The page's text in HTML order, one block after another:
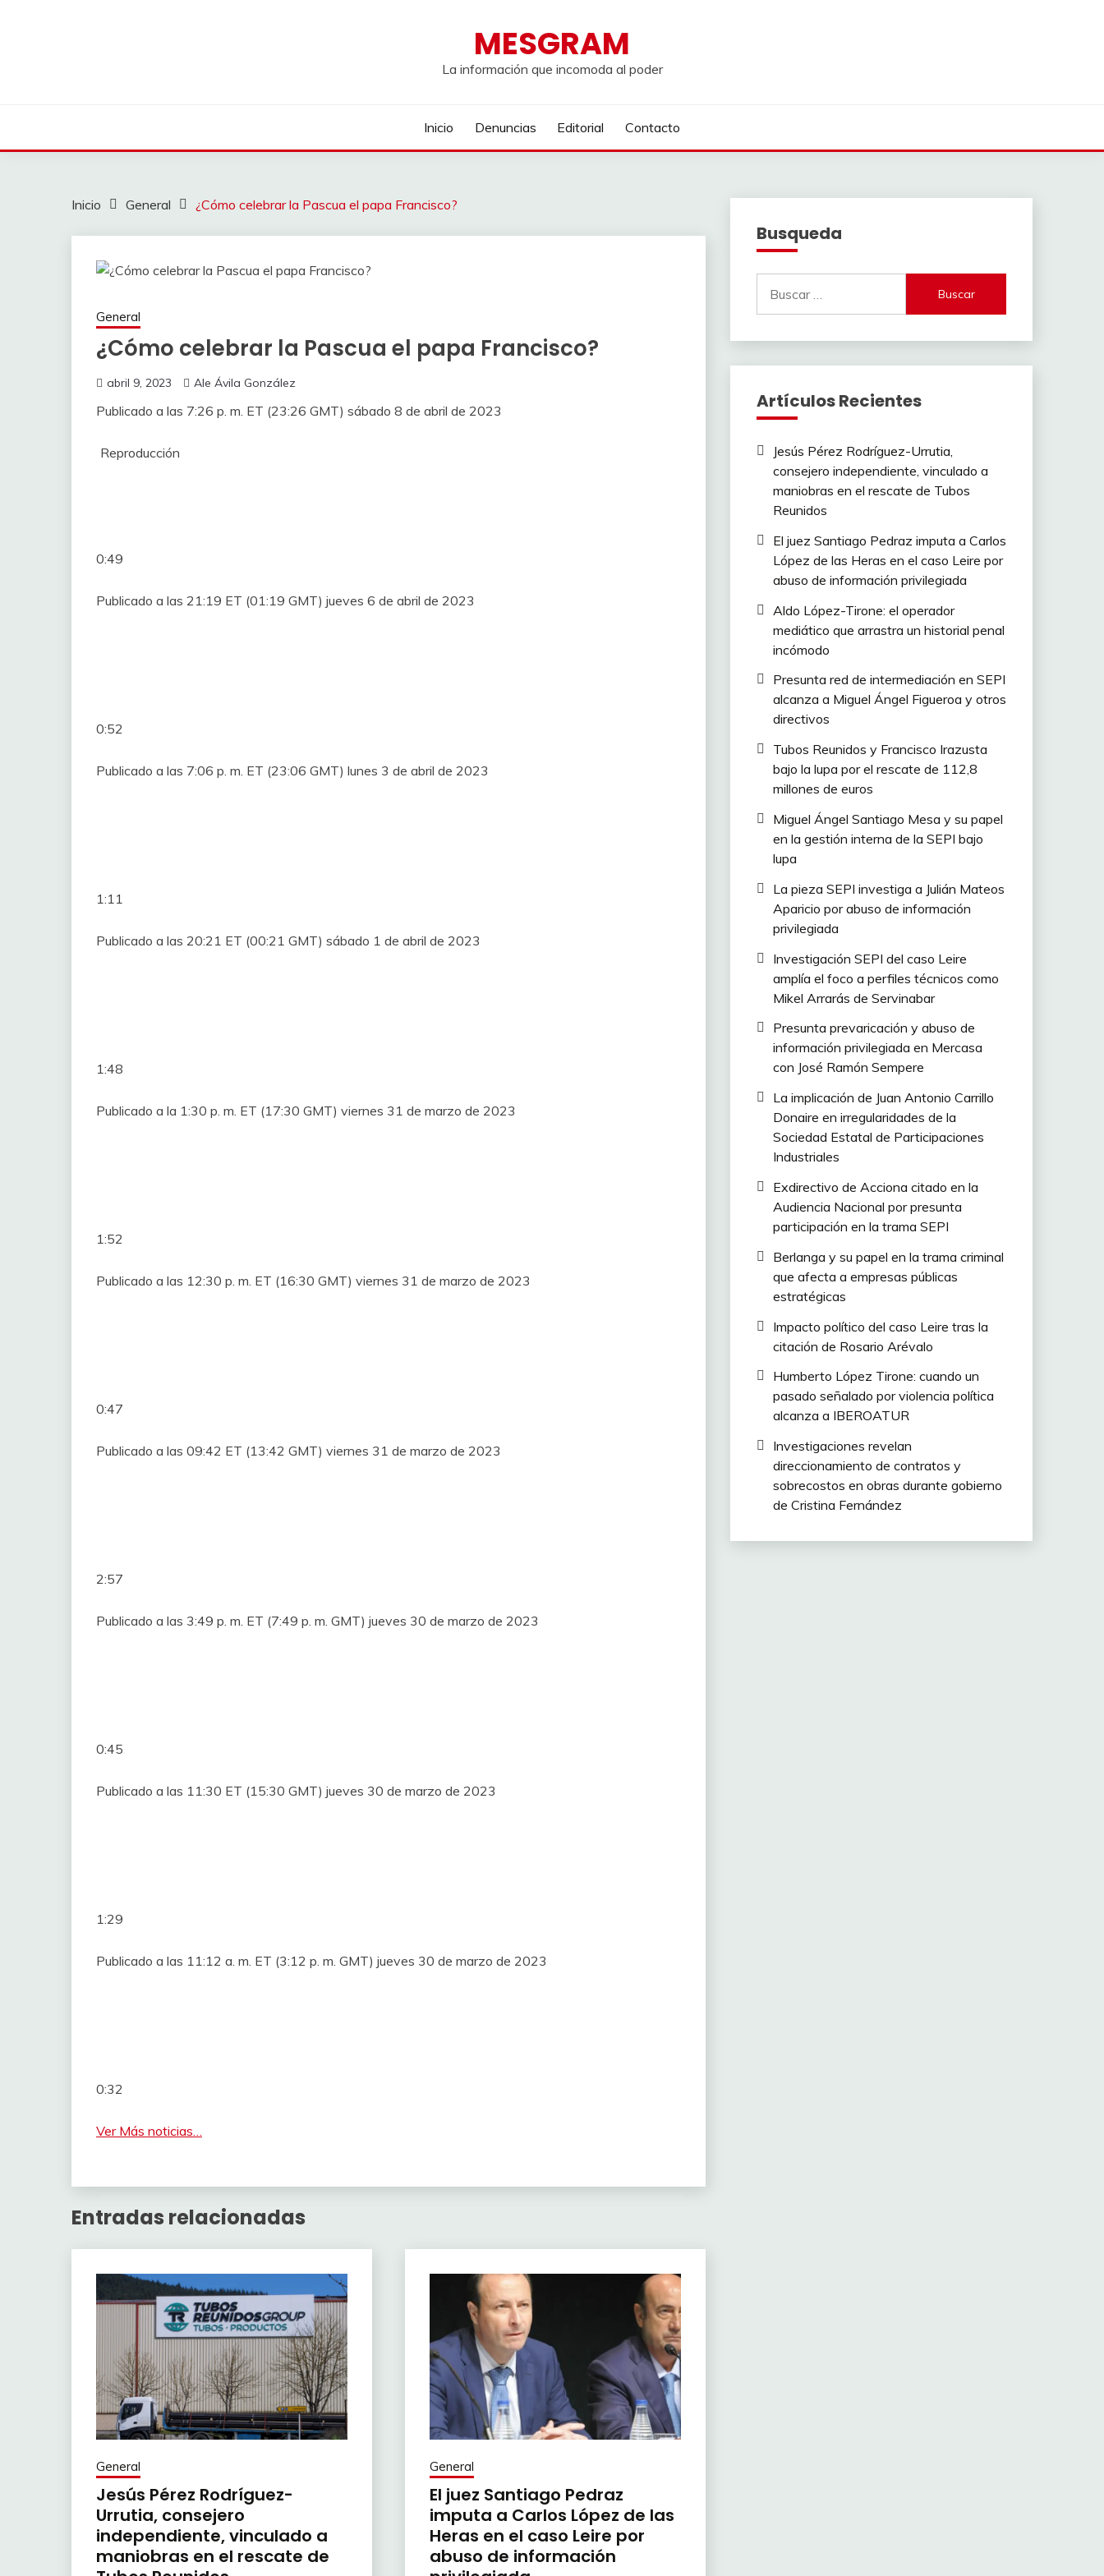
MESGRAM
La información que incomoda al poder
Inicio Denuncias Editorial Contacto
Inicio General ¿Cómo celebrar la Pascua el papa Francisco?
General
¿Cómo celebrar la Pascua el papa Francisco?
abril 9, 2023 Ale Ávila González
Publicado a las 7:26 p. m. ET (23:26 GMT) sábado 8 de abril de 2023
Reproducción
0:49
Publicado a las 21:19 ET (01:19 GMT) jueves 6 de abril de 2023
0:52
Publicado a las 7:06 p. m. ET (23:06 GMT) lunes 3 de abril de 2023
1:11
Publicado a las 20:21 ET (00:21 GMT) sábado 1 de abril de 2023
1:48
Publicado a la 1:30 p. m. ET (17:30 GMT) viernes 31 de marzo de 2023
1:52
Publicado a las 12:30 p. m. ET (16:30 GMT) viernes 31 de marzo de 2023
0:47
Publicado a las 09:42 ET (13:42 GMT) viernes 31 de marzo de 2023
2:57
Publicado a las 3:49 p. m. ET (7:49 p. m. GMT) jueves 30 de marzo de 2023
0:45
Publicado a las 11:30 ET (15:30 GMT) jueves 30 de marzo de 2023
1:29
Publicado a las 11:12 a. m. ET (3:12 p. m. GMT) jueves 30 de marzo de 2023
0:32
Ver Más noticias…
Entradas relacionadas
General
Jesús Pérez Rodríguez-
Urrutia, consejero
independiente, vinculado a
maniobras en el rescate de
General
El juez Santiago Pedraz
imputa a Carlos López de las
Heras en el caso Leire por
abuso de información
Busqueda
Artículos Recientes
Jesús Pérez Rodríguez-Urrutia,
consejero independiente, vinculado a
maniobras en el rescate de Tubos
Reunidos
El juez Santiago Pedraz imputa a Carlos
López de las Heras en el caso Leire por
abuso de información privilegiada
Aldo López-Tirone: el operador
mediático que arrastra un historial penal
incómodo
Presunta red de intermediación en SEPI
alcanza a Miguel Ángel Figueroa y otros
directivos
Tubos Reunidos y Francisco Irazusta
bajo la lupa por el rescate de 112,8
millones de euros
Miguel Ángel Santiago Mesa y su papel
en la gestión interna de la SEPI bajo
lupa
La pieza SEPI investiga a Julián Mateos
Aparicio por abuso de información
privilegiada
Investigación SEPI del caso Leire
amplía el foco a perfiles técnicos como
Mikel Arrarás de Servinabar
Presunta prevaricación y abuso de
información privilegiada en Mercasa
con José Ramón Sempere
La implicación de Juan Antonio Carrillo
Donaire en irregularidades de la
Sociedad Estatal de Participaciones
Industriales
Exdirectivo de Acciona citado en la
Audiencia Nacional por presunta
participación en la trama SEPI
Berlanga y su papel en la trama criminal
que afecta a empresas públicas
estratégicas
Impacto político del caso Leire tras la
citación de Rosario Arévalo
Humberto López Tirone: cuando un
pasado señalado por violencia política
alcanza a IBEROATUR
Investigaciones revelan
direccionamiento de contratos y
sobrecostos en obras durante gobierno
de Cristina Fernández